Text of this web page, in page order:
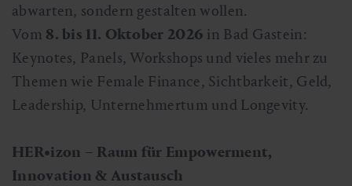
abwarten, sondern gestalten wollen.
Vom 8. bis 11. Oktober 2026 in Bad Gastein:
Keynotes, Panels, Workshops und vieles mehr zu
Themen wie Female Finance, Sichtbarkeit, Geld,
Leadership, Unternehmertum und Longevity.
HER•izon – Raum für Empowerment,
Innovation & Austausch